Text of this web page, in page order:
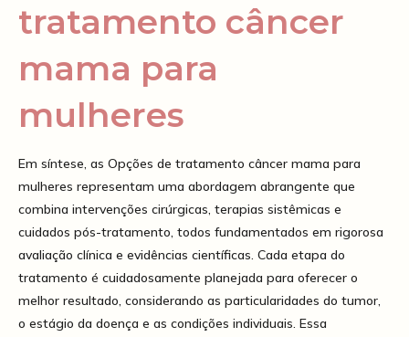
tratamento câncer
mama para
mulheres
Em síntese, as Opções de tratamento câncer mama para
mulheres representam uma abordagem abrangente que
combina intervenções cirúrgicas, terapias sistêmicas e
cuidados pós-tratamento, todos fundamentados em rigorosa
avaliação clínica e evidências científicas. Cada etapa do
tratamento é cuidadosamente planejada para oferecer o
melhor resultado, considerando as particularidades do tumor,
o estágio da doença e as condições individuais. Essa